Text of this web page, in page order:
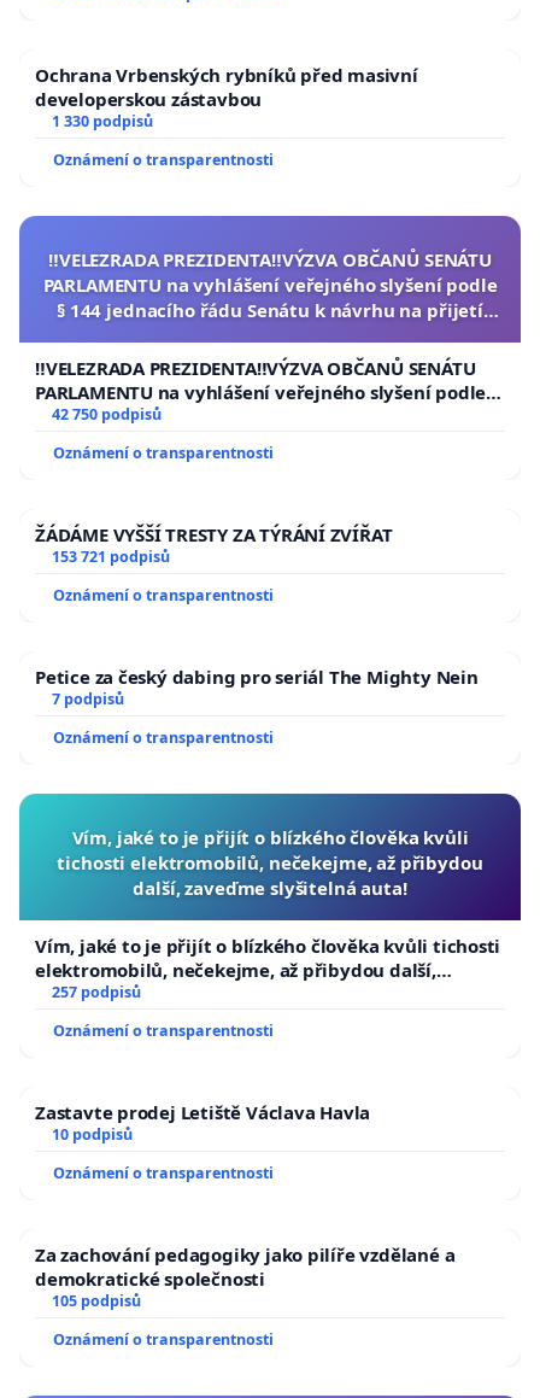
Ochrana Vrbenských rybníků před masivní
developerskou zástavbou
1 330 podpisů
Oznámení o transparentnosti
‼️VELEZRADA PREZIDENTA‼️VÝZVA OBČANŮ SENÁTU
PARLAMENTU na vyhlášení veřejného slyšení podle
§ 144 jednacího řádu Senátu k návrhu na přijetí
republiky
‼️VELEZRADA PREZIDENTA‼️VÝZVA OBČANŮ SENÁTU
PARLAMENTU na vyhlášení veřejného slyšení podle §
144 jednacího řádu Senátu k návrhu na přijetí
republiky
42 750 podpisů
Oznámení o transparentnosti
ŽÁDÁME VYŠŠÍ TRESTY ZA TÝRÁNÍ ZVÍŘAT
153 721 podpisů
Oznámení o transparentnosti
Petice za český dabing pro seriál The Mighty Nein
7 podpisů
Oznámení o transparentnosti
Vím, jaké to je přijít o blízkého člověka kvůli
tichosti elektromobilů, nečekejme, až přibydou
další, zaveďme slyšitelná auta!
Vím, jaké to je přijít o blízkého člověka kvůli tichosti
elektromobilů, nečekejme, až přibydou další,
zaveďme slyšitelná auta!
257 podpisů
Oznámení o transparentnosti
Zastavte prodej Letiště Václava Havla
10 podpisů
Oznámení o transparentnosti
Za zachování pedagogiky jako pilíře vzdělané a
demokratické společnosti
105 podpisů
Oznámení o transparentnosti